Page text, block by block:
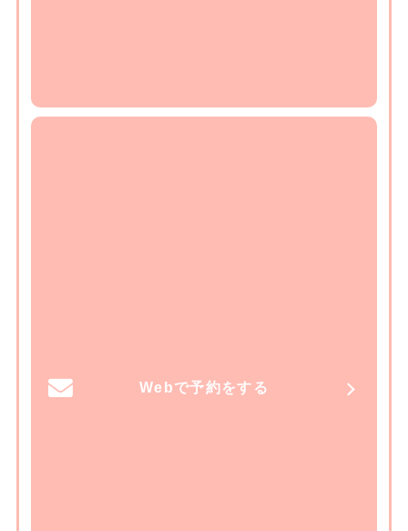
Webで予約をする